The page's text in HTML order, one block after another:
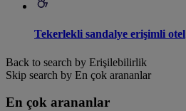
Tekerlekli sandalye erişimli otel
Back to search by Erişilebilirlik
Skip search by En çok arananlar
En çok arananlar